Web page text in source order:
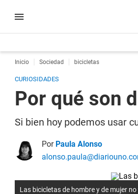
Inicio Sociedad bicicletas
CURIOSIDADES
Por qué son
Si bien hoy podemos usar
Por Paula Alonso
Las bicicletas de hombre y de mujer